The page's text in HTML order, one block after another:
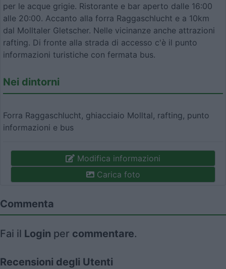
per le acque grigie. Ristorante e bar aperto dalle 16:00
alle 20:00. Accanto alla forra Raggaschlucht e a 10km
dal Molltaler Gletscher. Nelle vicinanze anche attrazioni
rafting. Di fronte alla strada di accesso c'è il punto
informazioni turistiche con fermata bus.
Nei dintorni
Forra Raggaschlucht, ghiacciaio Molltal, rafting, punto
informazioni e bus
Modifica informazioni
Carica foto
Commenta
Fai il Login per commentare.
Recensioni degli Utenti